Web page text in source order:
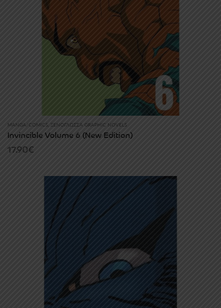
MANGA/COMICS, ΞΕΝΌΓΛΩΣΣΑ GRAPHIC NOVELS
Invincible Volume 6 (New Edition)
17.90€